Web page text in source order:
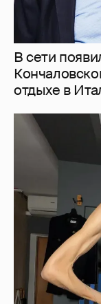
"Люблю своё
Максимова